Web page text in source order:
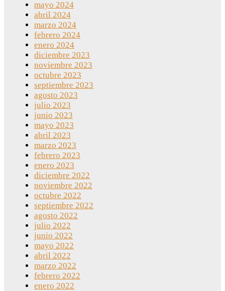
mayo 2024
abril 2024
marzo 2024
febrero 2024
enero 2024
diciembre 2023
noviembre 2023
octubre 2023
septiembre 2023
agosto 2023
julio 2023
junio 2023
mayo 2023
abril 2023
marzo 2023
febrero 2023
enero 2023
diciembre 2022
noviembre 2022
octubre 2022
septiembre 2022
agosto 2022
julio 2022
junio 2022
mayo 2022
abril 2022
marzo 2022
febrero 2022
enero 2022